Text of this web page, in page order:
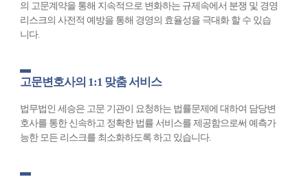
의 고문계약을 통해 지속적으로 변화하는 규제속에서 분쟁 및 경영
리스크의 사전적 예방을 통해 경영의 효율성을 극대화 할 수 있습
니다.
고문변호사의 1:1 맞춤 서비스
법무법인 세승은 고문 기관이 요청하는 법률문제에 대하여 담당변
호사를 통한 신속하고 정확한 법률 서비스를 제공함으로써 예측가
능한 모든 리스크를 최소화하도록 하고 있습니다.